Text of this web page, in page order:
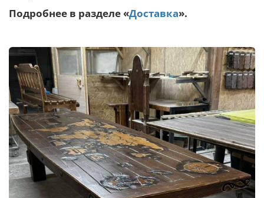
Подробнее в разделе «Доставка».